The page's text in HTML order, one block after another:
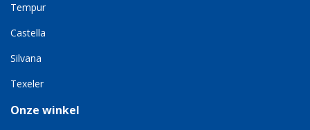
Tempur
Castella
Silvana
Texeler
Onze winkel